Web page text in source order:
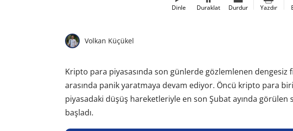
Dinle Duraklat Durdur Yazdır
Volkan Küçükel
Kripto para piyasasında son günlerde gözlemlenen dengesiz
arasında panik yaratmaya devam ediyor. Öncü kripto para
piyasadaki düşüş hareketleriyle en son Şubat ayında
başladı.